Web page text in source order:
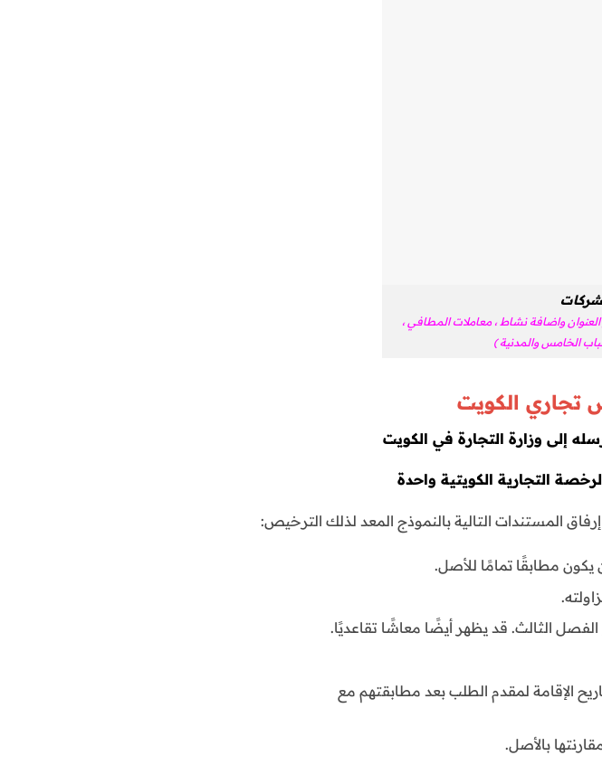
العنوان واضافة نشاط ، معاملات المطافي ،
الخامس والمدنية )
تجاري الكويت
إلى وزارة التجارة في الكويت
التجارية الكويتية واحدة
التالية بالنموذج المعد لذلك الترخيص:
مطابقًا تمامًا للأصل.
الثالث. قد يظهر أيضًا معاشًا تقاعديًا.
الإقامة لمقدم الطلب بعد مطابقتهم مع
بالأصل.